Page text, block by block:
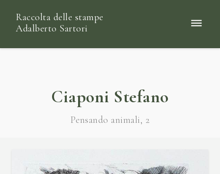
Raccolta delle stampe
Adalberto Sartori
Ciaponi Stefano
Pensando animali, 2